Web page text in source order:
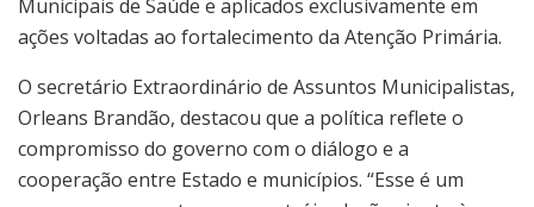
Municipais de Saúde e aplicados exclusivamente em
ações voltadas ao fortalecimento da Atenção Primária.
O secretário Extraordinário de Assuntos Municipalistas,
Orleans Brandão, destacou que a política reflete o
compromisso do governo com o diálogo e a
cooperação entre Estado e municípios. “Esse é um